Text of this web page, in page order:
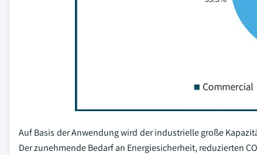
Auf Basis der Anwendung wird der industrielle große
Der zunehmende Bedarf an Energiesicherheit, reduzierten